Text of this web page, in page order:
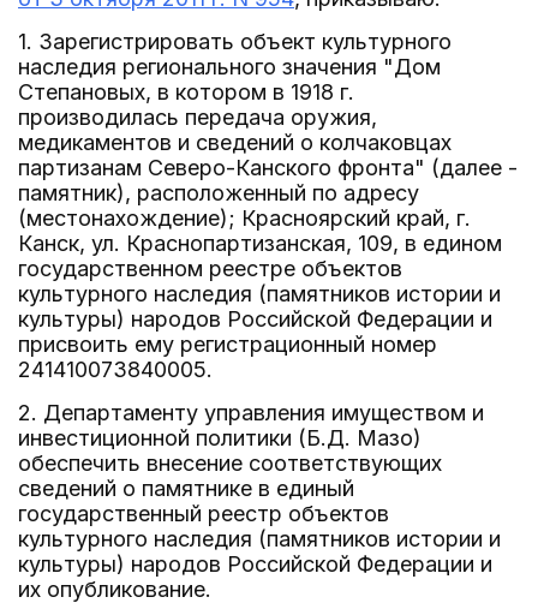
1. Зарегистрировать объект культурного
наследия регионального значения "Дом
Степановых, в котором в 1918 г.
производилась передача оружия,
медикаментов и сведений о колчаковцах
партизанам Северо-Канского фронта" (далее -
памятник), расположенный по адресу
(местонахождение); Красноярский край, г.
Канск, ул. Краснопартизанская, 109, в едином
государственном реестре объектов
культурного наследия (памятников истории и
культуры) народов Российской Федерации и
присвоить ему регистрационный номер
241410073840005.
2. Департаменту управления имуществом и
инвестиционной политики (Б.Д. Мазо)
обеспечить внесение соответствующих
сведений о памятнике в единый
государственный реестр объектов
культурного наследия (памятников истории и
культуры) народов Российской Федерации и
их опубликование.